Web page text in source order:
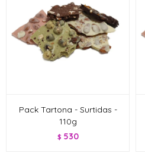
Pack Tartona - Surtidas -
110g
$ 530